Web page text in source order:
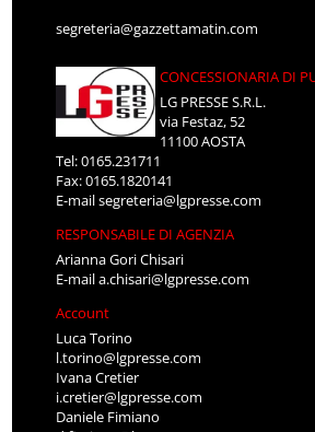
segreteria@gazzettamatin.com
CONCESSIONARIA DI
LG PRESSE S.R.L.
via Festaz, 52
11100 AOSTA
Tel: 0165.231711
Fax: 0165.1820141
E-mailsegreteria@lgpresse.com
RESPONSABILE DI AGENZIA
Arianna Gori Chisari
E-maila.chisari@lgpresse.com
Account
Luca Torino
l.torino@lgpresse.com
Ivana Cretier
i.cretier@lgpresse.com
Daniele Fimiano